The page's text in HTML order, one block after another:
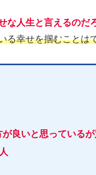
な人生と言えるのだ
る幸せを掴むことは
良いと思っている